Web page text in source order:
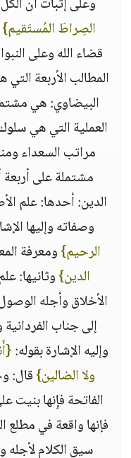
وعلى إثبات أن
الصِراطَ المُستَقيم‏}
قضاء الله وعلى
المطالب الأربعة
البيضاوي‏:‏ هي
العملية التي هي
مراتب السعداء
مشتملة على
الدين‏:‏ أحدها‏:‏ علم
وصفاته وإليها
الرحيم‏} ومعرفة
الدين‏} وثانيها‏:‏
الأخلاق وأجله
إلى جناب
وإليه الإشارة بقوله‏:‏ ‏
ولا الضالين‏} قال‏:‏
الفاتحة فإِنها بنيت
فإنها واقعة في مطلع
سيق الكلام لأجله